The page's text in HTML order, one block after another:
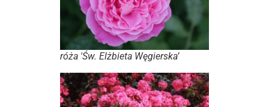
róża 'Św. Elżbieta Węgierska’